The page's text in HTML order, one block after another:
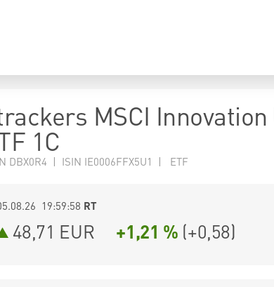
MSCI Innovation
1C
DBX0R4 | ISIN IE0006FFX5U1 | ETF
19:59:58 RT
48,71 EUR +1,21 % (+0,58)